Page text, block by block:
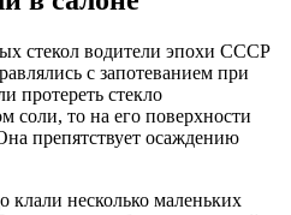
стекол водители эпохи СССР
с запотеванием при
протереть стекло
соли, то на его поверхности
препятствует осаждению
клали несколько маленьких